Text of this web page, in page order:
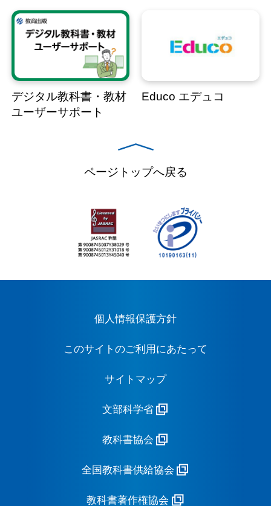
デジタル教科書・教材
ユーザーサポート
Educo エデュコ
ページトップへ戻る
個人情報保護方針
このサイトのご利用にあたって
サイトマップ
文部科学省
教科書協会
全国教科書供給協会
教科書著作権協会